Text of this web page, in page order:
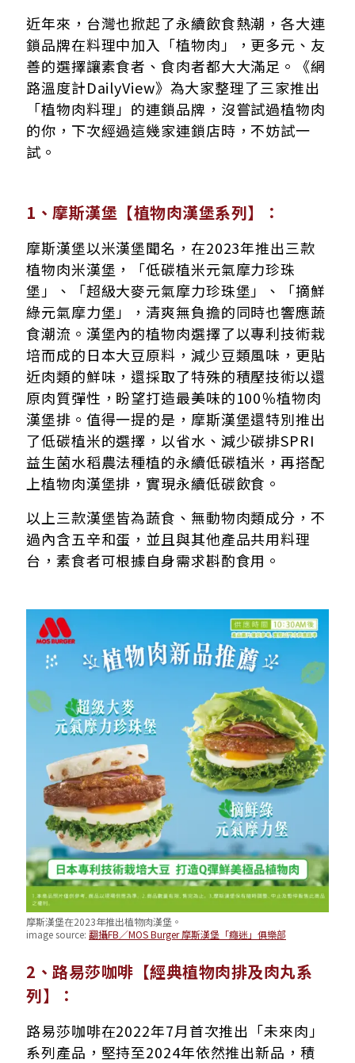
近年來，台灣也掀起了永續飲食熱潮，各大連
鎖品牌在料理中加入「植物肉」，更多元、友
善的選擇讓素食者、食肉者都大大滿足。《網
路溫度計DailyView》為大家整理了三家推出
「植物肉料理」的連鎖品牌，沒嘗試過植物肉
的你，下次經過這幾家連鎖店時，不妨試一
試。
1、摩斯漢堡【植物肉漢堡系列】：
摩斯漢堡以米漢堡聞名，在2023年推出三款
植物肉米漢堡，「低碳植米元氣摩力珍珠
堡」、「超級大麥元氣摩力珍珠堡」、「摘鮮
綠元氣摩力堡」，清爽無負擔的同時也響應蔬
食潮流。漢堡內的植物肉選擇了以專利技術栽
培而成的日本大豆原料，減少豆類風味，更貼
近肉類的鮮味，還採取了特殊的積壓技術以還
原肉質彈性，盼望打造最美味的100％植物肉
漢堡排。值得一提的是，摩斯漢堡還特別推出
了低碳植米的選擇，以省水、減少碳排SPRI
益生菌水稻農法種植的永續低碳植米，再搭配
上植物肉漢堡排，實現永續低碳飲食。
以上三款漢堡皆為蔬食、無動物肉類成分，不
過內含五辛和蛋，並且與其他產品共用料理
台，素食者可根據自身需求斟酌食用。
摩斯漢堡在2023年推出植物肉漢堡。
image source: 翻攝FB／MOS Burger 摩斯漢堡「癮迷」俱樂部
2、路易莎咖啡【經典植物肉排及肉丸系
列】：
路易莎咖啡在2022年7月首次推出「未來肉」
系列產品，堅持至2024年依然推出新品，積